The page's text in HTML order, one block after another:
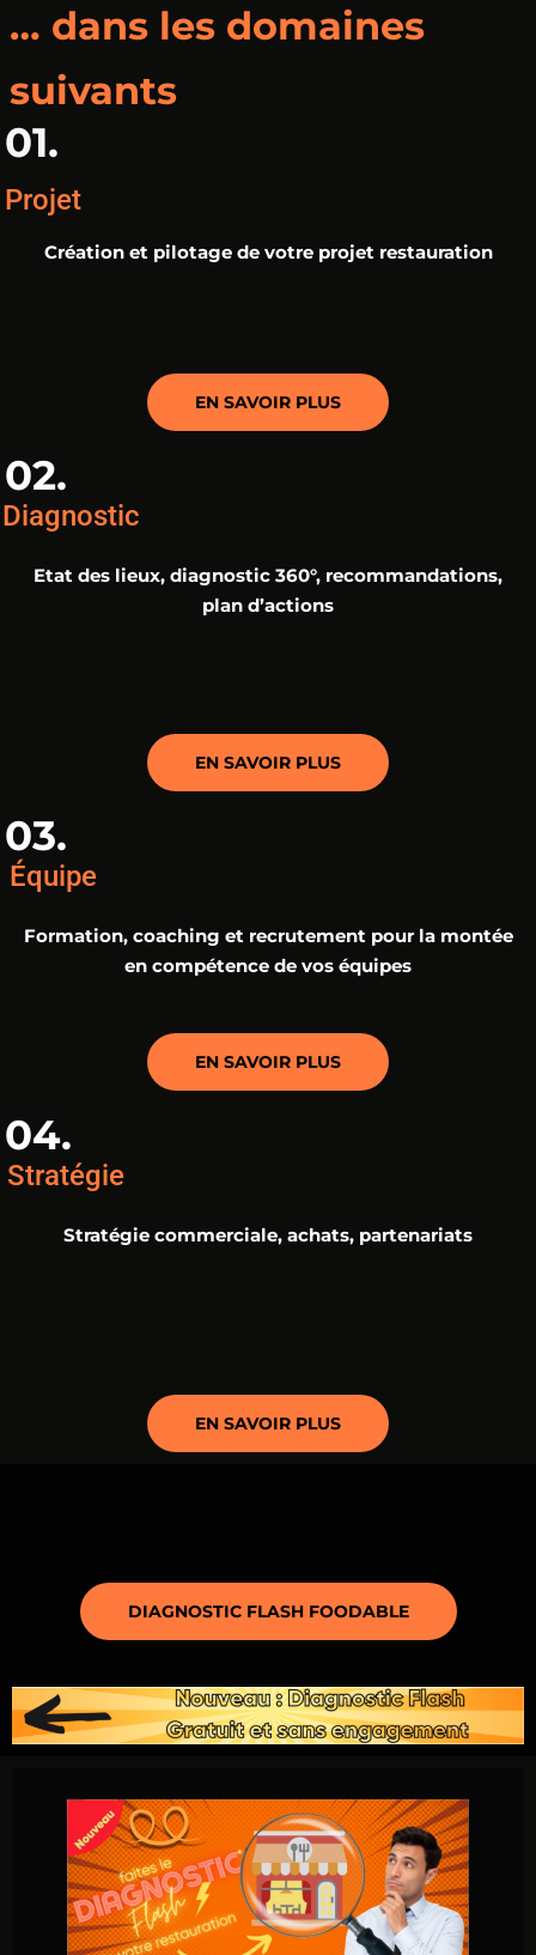
… dans les domaines
suivants
01.
Projet
Création et pilotage de votre projet restauration
EN SAVOIR PLUS
02.
Diagnostic
Etat des lieux, diagnostic 360°, recommandations,
plan d’actions
EN SAVOIR PLUS
03.
Équipe
Formation, coaching et recrutement pour la montée
en compétence de vos équipes
EN SAVOIR PLUS
04.
Stratégie
Stratégie commerciale, achats, partenariats
EN SAVOIR PLUS
DIAGNOSTIC FLASH FOODABLE